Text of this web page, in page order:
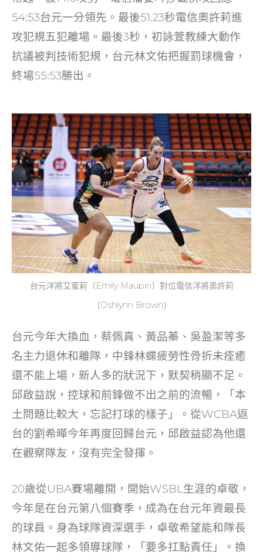
54:53台元一分領先。最後51.23秒電信奧許莉進
攻犯規五犯離場。最後3秒，初詠萱教練大動作
抗議被判技術犯規，台元林文佑把握罰球機會，
終場55:53勝出。
台元洋將艾蜜莉（Emily Maupin）對位電信洋將奧許莉
（Oshlynn Brown）
台元今年大換血，蔡佩真、黃品蓁、吳盈潔等多
名主力退休和離隊，中鋒林蝶疲勞性骨折未痊癒
還不能上場，新人多的狀況下，默契稍顯不足。
邱啟益說，控球和前鋒做不出之前的流暢，「本
土問題比較大，忘記打球的樣子」。從WCBA返
台的劉希曄今年再度回歸台元，邱啟益認為他還
在觀察隊友，沒有完全發揮。
20歲從UBA賽場離開，開始WSBL生涯的卓敬，
今年是在台元第八個賽季，成為在台元年資最長
的球員。身為球隊資深選手，卓敬希望能和隊長
林文佑一起多領導球隊，「要多扛點責任」。換